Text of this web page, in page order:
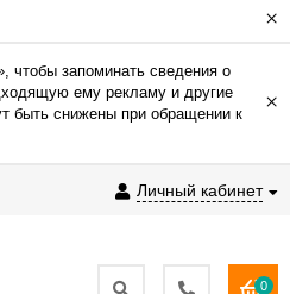
×
запоминать сведения о
ему рекламу и другие
быть снижены при обращении к
×
Личный кабинет
0